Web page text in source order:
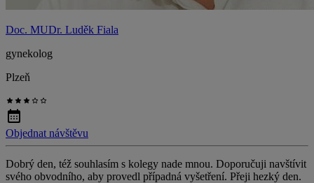
Doc. MUDr. Luděk Fiala
gynekolog
Plzeň
Objednat návštěvu
Dobrý den, též souhlasím s kolegy nade mnou. Doporučuji navštívit
svého obvodního, aby provedl případná vyšetření. Přeji hezký den.